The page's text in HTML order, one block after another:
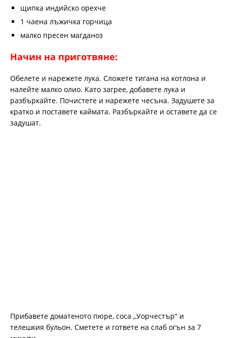
щипка индийско орехче
1 чаена лъжичка горчица
малко пресен магданоз
Начин на приготвяне:
Обелете и нарежете лука. Сложете тигана на котлона и
налейте малко олио. Като загрее, добавете лука и
разбъркайте. Почистете и нарежете чесъна. Задушете за
кратко и поставете каймата. Разбъркайте и оставете да се
задушат.
Прибавете доматеното пюре, соса „Уорчестър“ и
телешкия бульон. Сметете и гответе на слаб огън за 7